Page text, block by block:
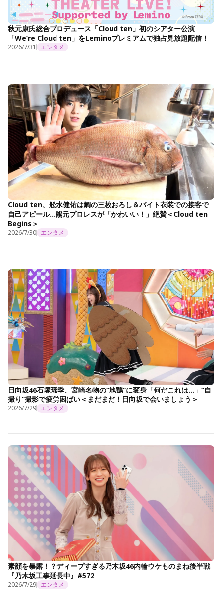
秋元康氏総合プロデュース「Cloud ten」初のシアター公演
「We’re Cloud ten」をLeminoプレミアムで独占見放題配信！
2026/7/31 エンタメ
Cloud ten、舩水健佑は鯛の三枚おろし＆バイト衣装での接客で
自己アピール…熊元プロレスが「かわいい！」絶賛＜Cloud ten
Begins＞
2026/7/30 エンタメ
日向坂46石塚瑶季、宮崎名物の“地鶏”に変身「何だこれは…」“自
撮り”撮影で疲労困ぱい＜まだまだ！日向坂で会いましょう＞
2026/7/29 エンタメ
素顔を暴露！？ディープすぎる乃木坂46内輪ウケものまね後半戦
『乃木坂工事延長中』#572
2026/7/29 エンタメ